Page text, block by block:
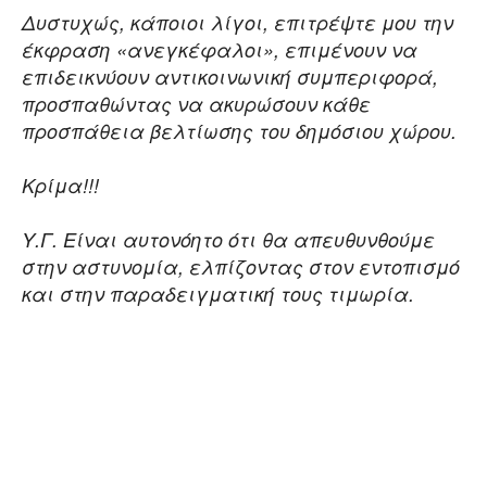
Δυστυχώς, κάποιοι λίγοι, επιτρέψτε μου την
έκφραση «ανεγκέφαλοι», επιμένουν να
επιδεικνύουν αντικοινωνική συμπεριφορά,
προσπαθώντας να ακυρώσουν κάθε
προσπάθεια βελτίωσης του δημόσιου χώρου.
Κρίμα!!!
Υ.Γ. Είναι αυτονόητο ότι θα απευθυνθούμε
στην αστυνομία, ελπίζοντας στον εντοπισμό
και στην παραδειγματική τους τιμωρία.